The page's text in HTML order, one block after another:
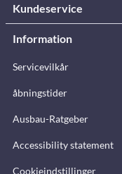
Kundeservice
Information
Servicevilkår
åbningstider
Ausbau-Ratgeber
Accessibility statement
Cookieindstillinger